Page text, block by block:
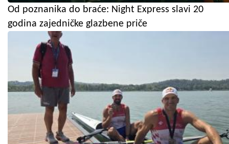
Od poznanika do braće: Night Express slavi 20
godina zajedničke glazbene priče